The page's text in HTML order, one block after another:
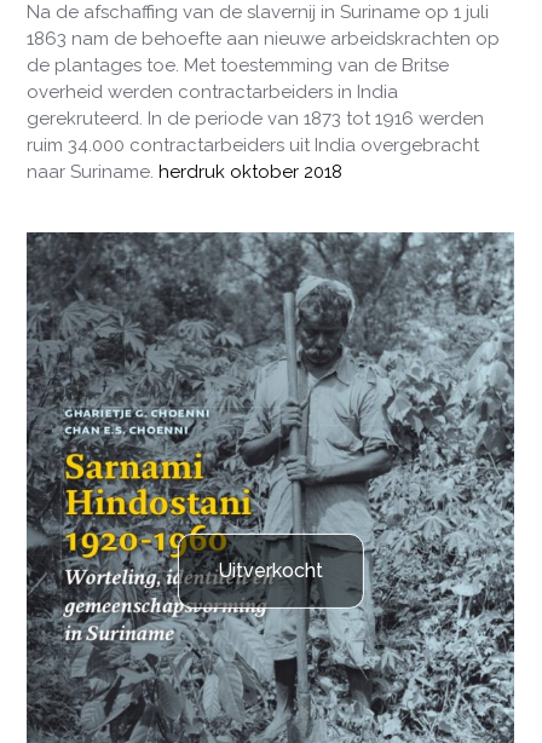
Na de afschaffing van de slavernij in Suriname op 1 juli
1863 nam de behoefte aan nieuwe arbeidskrachten op
de plantages toe. Met toestemming van de Britse
overheid werden contractarbeiders in India
gerekruteerd. In de periode van 1873 tot 1916 werden
ruim 34.000 contractarbeiders uit India overgebracht
naar Suriname. herdruk oktober 2018
Uitverkocht